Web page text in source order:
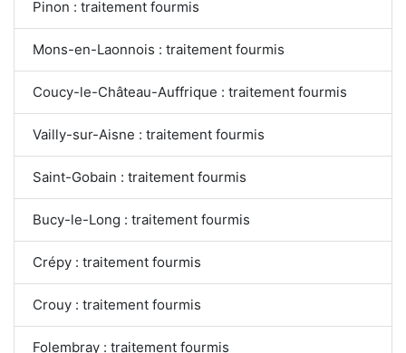
Pinon : traitement fourmis
Mons-en-Laonnois : traitement fourmis
Coucy-le-Château-Auffrique : traitement fourmis
Vailly-sur-Aisne : traitement fourmis
Saint-Gobain : traitement fourmis
Bucy-le-Long : traitement fourmis
Crépy : traitement fourmis
Crouy : traitement fourmis
Folembray : traitement fourmis